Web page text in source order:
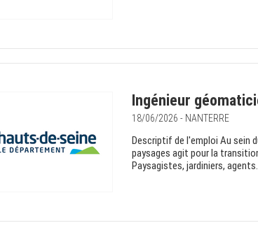
Ingénieur
18/06/2026 - NANTERRE
Descriptif de l'emploi Au sein
paysages agit pour la
Paysagistes, jardiniers,